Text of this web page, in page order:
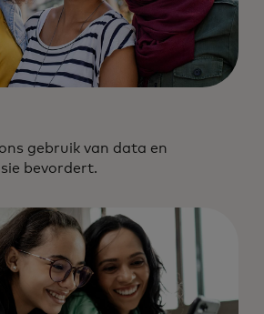
gebruik van data en
bevordert.